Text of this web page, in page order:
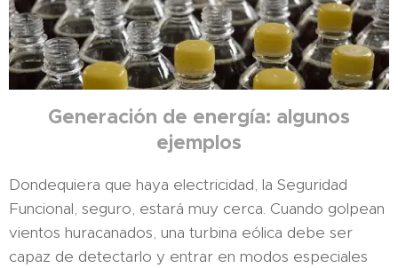
Generación de energía: algunos
ejemplos
Dondequiera que haya electricidad, la Seguridad
Funcional, seguro, estará muy cerca. Cuando golpean
vientos huracanados, una turbina eólica debe ser
capaz de detectarlo y entrar en modos especiales